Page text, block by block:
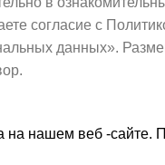
согласие с
данных».
нашем веб -сайте.